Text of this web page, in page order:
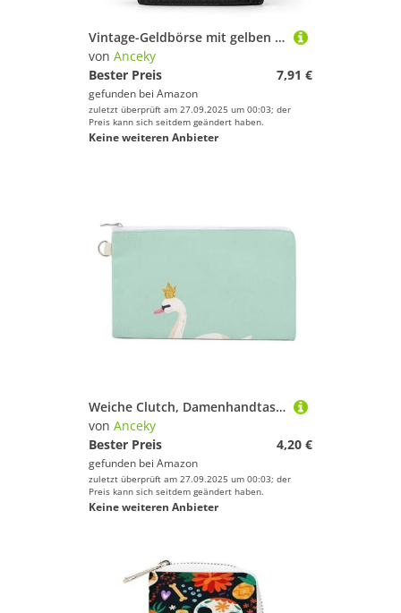
Vintage-Geldbörse mit gelben Zitronen und Zitrusfrüchten mit grünen Blättern, dreifach faltbar, stilvolle Geldbörse mit Schlüsselanhänger, Kreditkartenetui, Kartenhalter für Rechnungen, Quittungen, Da
von Anceky
Bester Preis
7,91 €
gefunden bei Amazon
zuletzt überprüft am 27.09.2025 um 00:03; der
Preis kann sich seitdem geändert haben.
Keine weiteren Anbieter
Weiche Clutch, Damenhandtasche aus Segeltuch mit Reißverschluss, Make-up-Tasche, Geldbörse für Kredit, Münzen, Scheine, Crash, 19,8 x 11,7 cm, Aufdruck: Schwanenelternteil mit Seerosenblüten, grünen B
von Anceky
Bester Preis
4,20 €
gefunden bei Amazon
zuletzt überprüft am 27.09.2025 um 00:03; der
Preis kann sich seitdem geändert haben.
Keine weiteren Anbieter